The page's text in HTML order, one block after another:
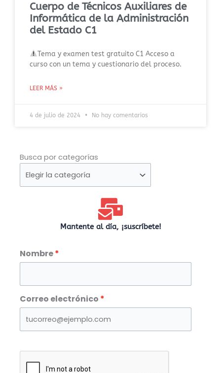
Cuerpo de Técnicos Auxiliares de
Informática de la Administración
del Estado C1
Tema y examen test gratuito C1 Acceso a
curso con un tema y cuestionario del proceso.
LEER MÁS »
4 de julio de 2024 No hay comentarios
Busca por categorías
Busca
categorías
Mantente al día, ¡suscríbete!
Nombre
Correo electrónico